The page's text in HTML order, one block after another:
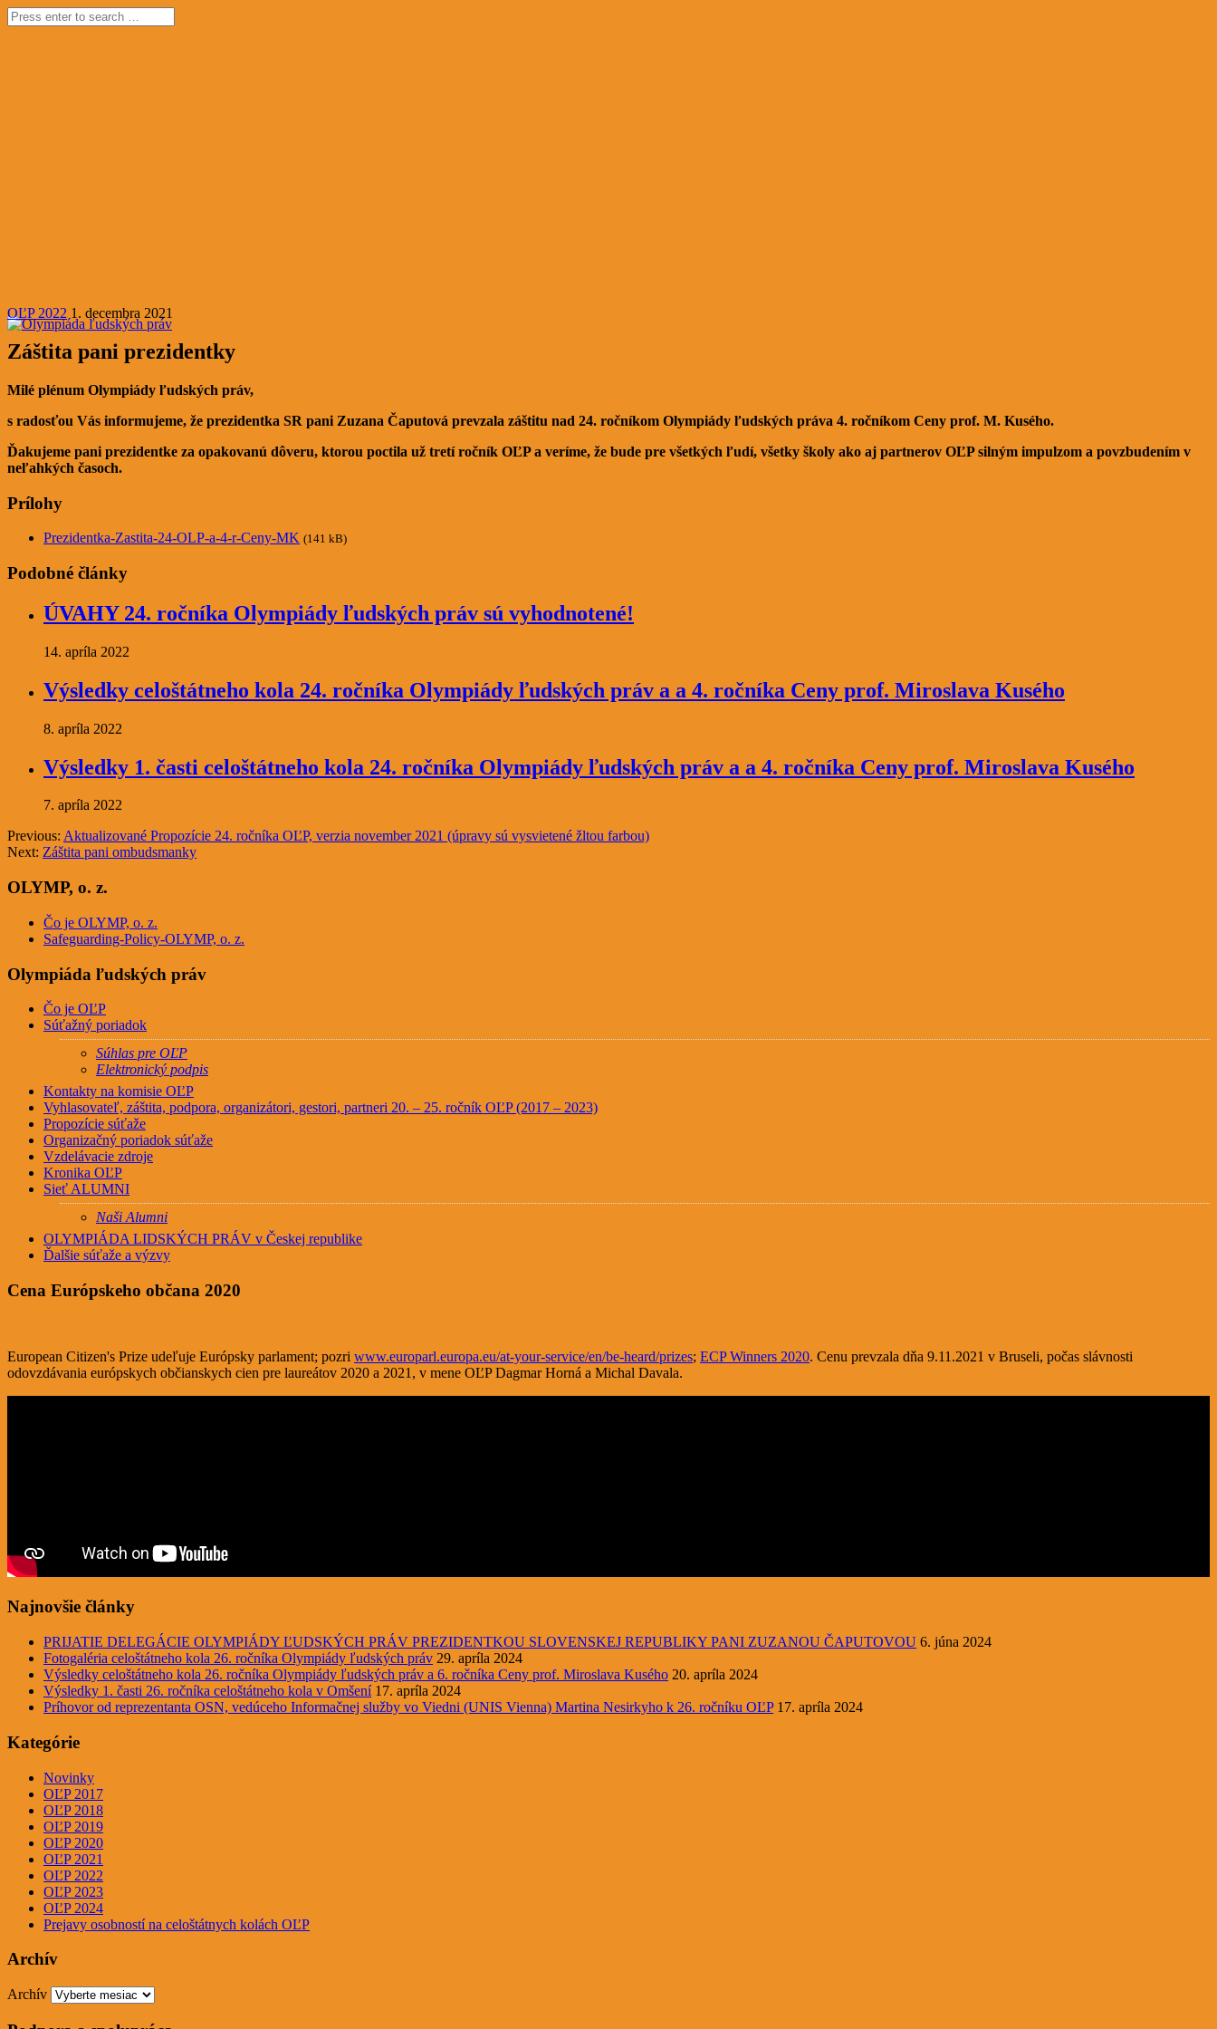
OĽP 2022 1. decembra 2021
Záštita pani prezidentky
Milé plénum Olympiády ľudských práv,
s radosťou Vás informujeme, že prezidentka SR pani Zuzana Čaputová prevzala záštitu nad 24. ročníkom Olympiády ľudských práva 4. ročníkom Ceny prof. M. Kusého.
Ďakujeme pani prezidentke za opakovanú dôveru, ktorou poctila už tretí ročník OĽP a veríme, že bude pre všetkých ľudí, všetky školy ako aj partnerov OĽP silným impulzom a povzbudením v
neľahkých časoch.
Prílohy
Prezidentka-Zastita-24-OLP-a-4-r-Ceny-MK (141 kB)
Podobné články
ÚVAHY 24. ročníka Olympiády ľudských práv sú vyhodnotené!
14. apríla 2022
Výsledky celoštátneho kola 24. ročníka Olympiády ľudských práv a a 4. ročníka Ceny prof. Miroslava Kusého
8. apríla 2022
Výsledky 1. časti celoštátneho kola 24. ročníka Olympiády ľudských práv a a 4. ročníka Ceny prof. Miroslava Kusého
7. apríla 2022
Previous: Aktualizované Propozície 24. ročníka OĽP, verzia november 2021 (úpravy sú vysvietené žltou farbou)
Next: Záštita pani ombudsmanky
OLYMP, o. z.
Čo je OLYMP, o. z.
Safeguarding-Policy-OLYMP, o. z.
Olympiáda ľudských práv
Čo je OĽP
Súťažný poriadok
Súhlas pre OĽP
Elektronický podpis
Kontakty na komisie OĽP
Vyhlasovateľ, záštita, podpora, organizátori, gestori, partneri 20. – 25. ročník OĽP (2017 – 2023)
Propozície súťaže
Organizačný poriadok súťaže
Vzdelávacie zdroje
Kronika OĽP
Sieť ALUMNI
Naši Alumni
OLYMPIÁDA LIDSKÝCH PRÁV v Českej republike
Ďalšie súťaže a výzvy
Cena Európskeho občana 2020
European Citizen's Prize udeľuje Európsky parlament; pozri www.europarl.europa.eu/at-your-service/en/be-heard/prizes; ECP Winners 2020. Cenu prevzala dňa 9.11.2021 v Bruseli, počas slávnosti
odovzdávania európskych občianskych cien pre laureátov 2020 a 2021, v mene OĽP Dagmar Horná a Michal Davala.
Najnovšie články
PRIJATIE DELEGÁCIE OLYMPIÁDY ĽUDSKÝCH PRÁV PREZIDENTKOU SLOVENSKEJ REPUBLIKY PANI ZUZANOU ČAPUTOVOU 6. júna 2024
Fotogaléria celoštátneho kola 26. ročníka Olympiády ľudských práv 29. apríla 2024
Výsledky celoštátneho kola 26. ročníka Olympiády ľudských práv a 6. ročníka Ceny prof. Miroslava Kusého 20. apríla 2024
Výsledky 1. časti 26. ročníka celoštátneho kola v Omšení 17. apríla 2024
Príhovor od reprezentanta OSN, vedúceho Informačnej služby vo Viedni (UNIS Vienna) Martina Nesirkyho k 26. ročníku OĽP 17. apríla 2024
Kategórie
Novinky
OĽP 2017
OĽP 2018
OĽP 2019
OĽP 2020
OĽP 2021
OĽP 2022
OĽP 2023
OĽP 2024
Prejavy osobností na celoštátnych kolách OĽP
Archív
Archív